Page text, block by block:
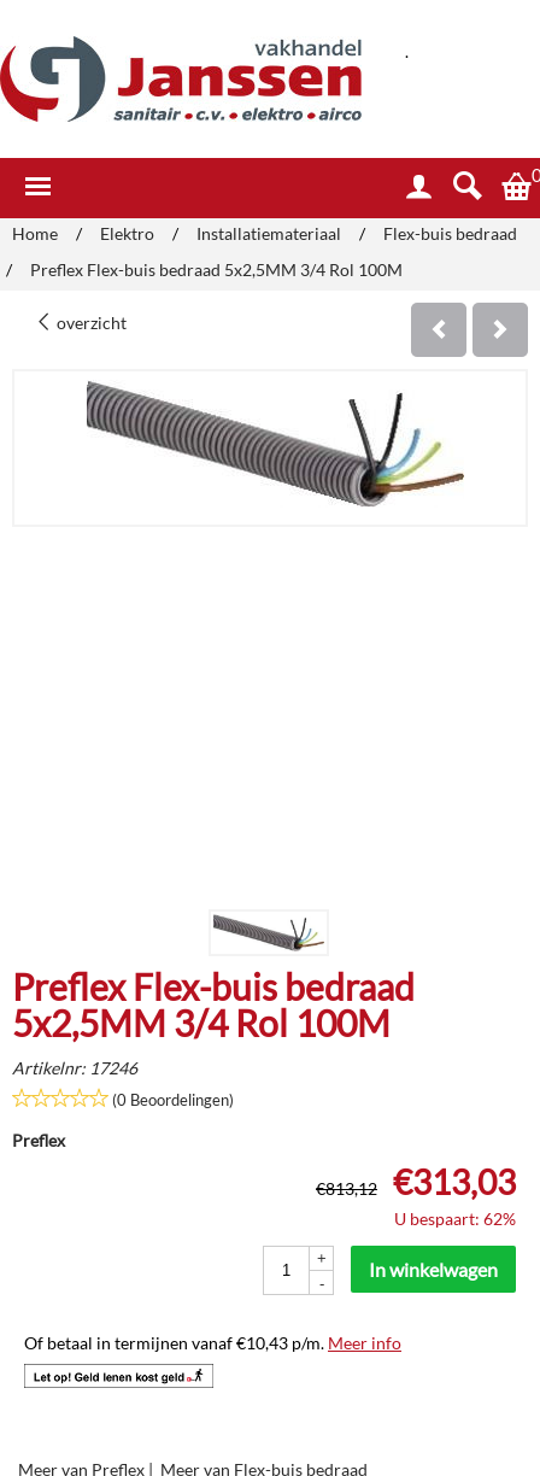
.
Home / Elektro / Installatiemateriaal /
Flex-buis bedraad
/
Preflex Flex-buis bedraad 5x2,5MM 3/4 Rol 100M
overzicht
Preflex Flex-buis bedraad
5x2,5MM 3/4 Rol 100M
Artikelnr: 17246
(0 Beoordelingen)
Preflex
€813,12 €313,03
U bespaart: 62%
+
-
In winkelwagen
Of betaal in termijnen vanaf€10,43 p/m. Meer info
Meer van Preflex | Meer van Flex-buis bedraad